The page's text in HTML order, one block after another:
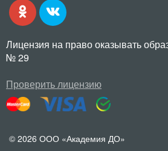
Лицензия на право оказывать
№ 29
Проверить лицензию
© 2026 ООО «Академия ДО»